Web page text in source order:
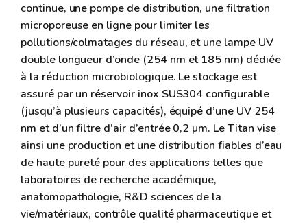
continue, une pompe de distribution, une filtration
microporeuse en ligne pour limiter les
pollutions/colmatages du réseau, et une lampe UV
double longueur d’onde (254 nm et 185 nm) dédiée
à la réduction microbiologique. Le stockage est
assuré par un réservoir inox SUS304 configurable
(jusqu’à plusieurs capacités), équipé d’une UV 254
nm et d’un filtre d’air d’entrée 0,2 µm. Le Titan vise
ainsi une production et une distribution fiables d’eau
de haute pureté pour des applications telles que
laboratoires de recherche académique,
anatomopathologie, R&D sciences de la
vie/matériaux, contrôle qualité pharmaceutique et